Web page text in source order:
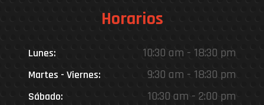
Horarios
Lunes: 10:30 am - 18:30 pm
Martes - Viernes: 9:30 am - 18:30 pm
Sábado: 10:30 am - 2:00 pm